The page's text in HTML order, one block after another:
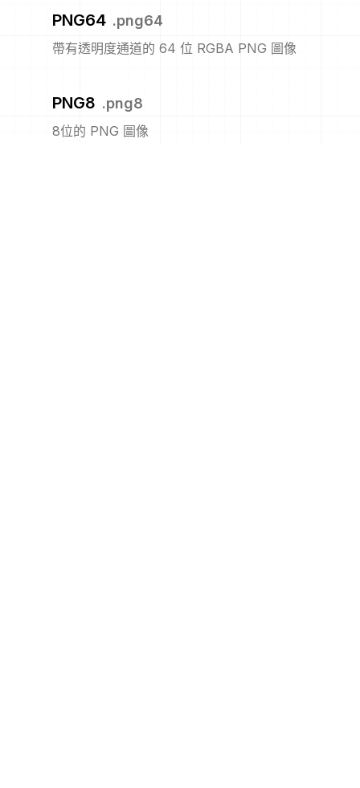
PNG64 .png64
帶有透明度通道的 64 位 RGBA PNG 圖像
PNG8 .png8
8位的 PNG 圖像